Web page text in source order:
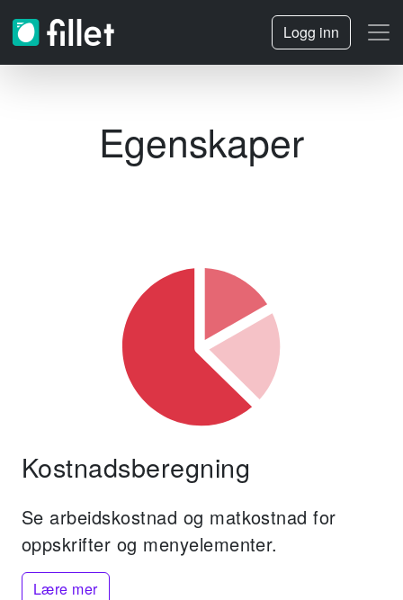
Logg inn
Egenskaper
Kostnadsberegning
Se arbeidskostnad og matkostnad for
oppskrifter og menyelementer.
Lære mer